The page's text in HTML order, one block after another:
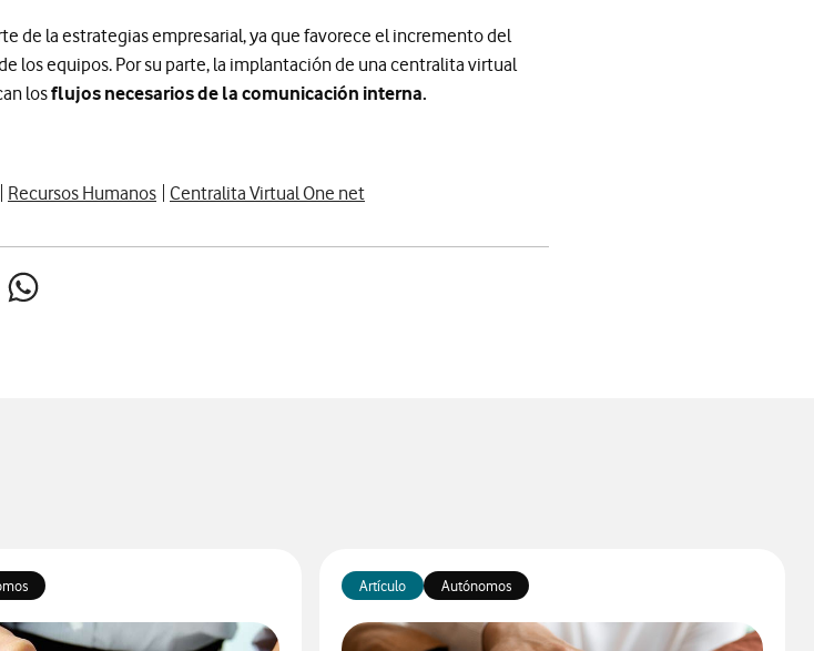
de la estrategias empresarial, ya que favorece el incremento del
los equipos. Por su parte, la implantación de una centralita virtual
losflujos necesarios de la comunicación interna.
Recursos Humanos Centralita Virtual One net
en mailen linkedin
para compartir en twitter
ventana para compartir en facebook
Abrir ventana para compartir en whatsapp
Artículo Autónomos